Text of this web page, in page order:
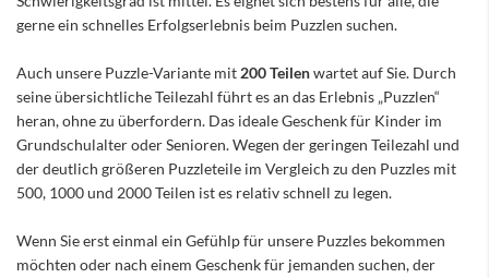
gerne ein schnelles Erfolgserlebnis beim Puzzlen suchen.
Auch unsere Puzzle-Variante mit 200 Teilenwartet auf Sie. Durch
seine übersichtliche Teilezahl führt es an das Erlebnis „Puzzlen“
heran, ohne zu überfordern. Das ideale Geschenk für Kinder im
Grundschulalter oder Senioren. Wegen der geringen Teilezahl und
der deutlich größeren Puzzleteile im Vergleich zu den Puzzles mit
500, 1000 und 2000 Teilen ist es relativ schnell zu legen.
Wenn Sie erst einmal ein Gefühlp für unsere Puzzles bekommen
möchten oder nach einem Geschenk für jemanden suchen, der